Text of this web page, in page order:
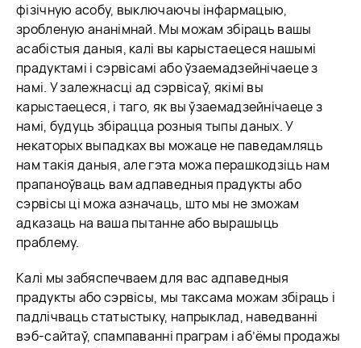
фізічную асобу, выключаючы інфармацыю,
зробленую ананімнай. Мы можам збіраць вашы
асабістыя даныя, калі вы карыстаецеся нашымі
прадуктамі і сэрвісамі або ўзаемадзейнічаеце з
намі. У залежнасці ад сэрвісаў, якімі вы
карыстаецеся, і таго, як вы ўзаемадзейнічаеце з
намі, будуць збірацца розныя тыпы даных. У
некаторых выпадках вы можаце не паведамляць
нам такія даныя, але гэта можа перашкодзіць нам
прапаноўваць вам адпаведныя прадукты або
сэрвісы ці можа азначаць, што мы не зможам
адказаць на ваша пытанне або вырашыць
праблему.
Калі мы забяспечваем для вас адпаведныя
прадукты або сэрвісы, мы таксама можам збіраць і
падлічваць статыстыку, напрыклад, наведванні
вэб-сайтаў, спампаванні праграм і аб’ёмы продажы